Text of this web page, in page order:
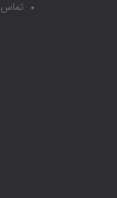
تماس